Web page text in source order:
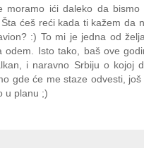
moramo ići daleko da
ćeš reći kada ti kažem da
:) To mi je jedna od
odem. Isto tako, baš ove
i naravno Srbiju o kojoj
gde će me staze odvesti,
u planu ;)